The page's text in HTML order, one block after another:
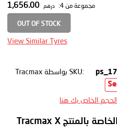
مجموعة من 4: درهم
OUT OF STOCK
View Similar Tyres
SKU: بواسطة Tracmax
الخاص بك هنا
المواصفات و المميزات الخاصة بالمنتج Tracmax X